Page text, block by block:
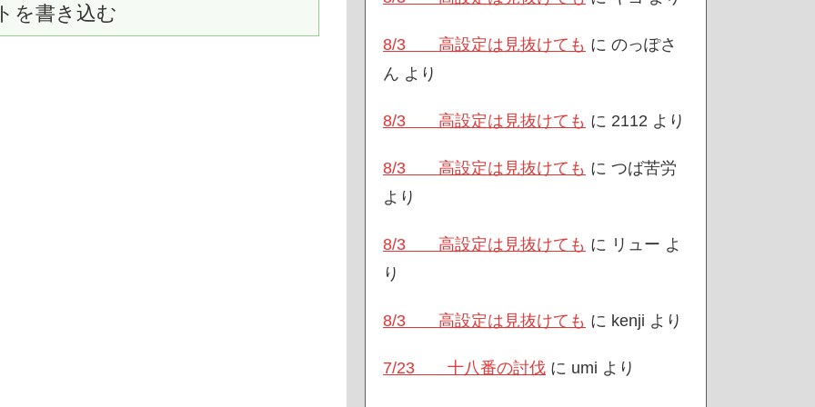
を書き込む
8/3 高設定は見抜けても に のっぽさ
ん より
8/3 高設定は見抜けても に 2112 より
8/3 高設定は見抜けても に つば苦労
より
8/3 高設定は見抜けても に リュー よ
り
8/3 高設定は見抜けても に kenji より
7/23 十八番の討伐 に umi より